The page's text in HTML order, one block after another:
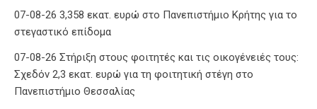
07-08-26 3,358 εκατ. ευρώ στο Πανεπιστήμιο Κρήτης για το
στεγαστικό επίδομα
07-08-26 Στήριξη στους φοιτητές και τις οικογένειές τους:
Σχεδόν 2,3 εκατ. ευρώ για τη φοιτητική στέγη στο
Πανεπιστήμιο Θεσσαλίας